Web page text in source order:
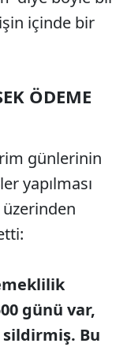
içinde bir
ÖDEME
günlerinin
yapılması
günü var,
sildirmiş. Bu